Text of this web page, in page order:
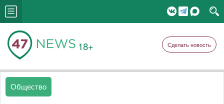
18+ Сделать новость
Общество